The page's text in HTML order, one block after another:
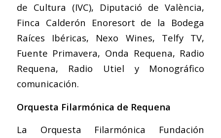
de Cultura (IVC), Diputació de València,
Finca Calderón Enoresort de la Bodega
Raíces Ibéricas, Nexo Wines, Telfy TV,
Fuente Primavera, Onda Requena, Radio
Requena, Radio Utiel y Monográfico
comunicación.
Orquesta Filarmónica de Requena
La Orquesta Filarmónica Fundación